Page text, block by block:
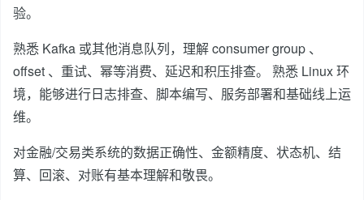
验。
熟悉 Kafka 或其他消息队列，理解 consumer group 、
offset 、重试、幂等消费、延迟和积压排查。 熟悉 Linux 环
境，能够进行日志排查、脚本编写、服务部署和基础线上运
维。
对金融/交易类系统的数据正确性、金额精度、状态机、结
算、回滚、对账有基本理解和敬畏。